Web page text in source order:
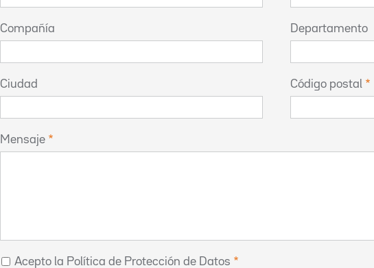
Compañía Departamento
Ciudad Código postal
Mensaje
Acepto la Política de Protección de Datos